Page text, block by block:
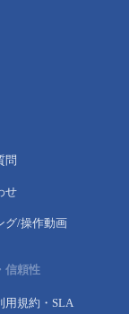
問
せ
グ/操作動画
信頼性
用規約・SLA